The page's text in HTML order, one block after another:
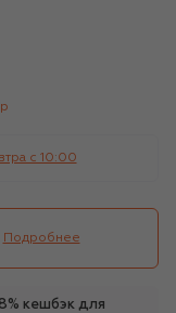
c 10:00
Подробнее
кешбэк для